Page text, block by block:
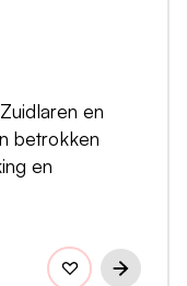
en
betrokken
en